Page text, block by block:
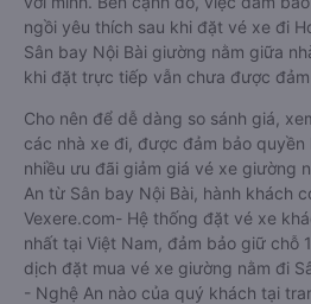
ngồi yêu thích sau khi đặt vé xe đi
Sân bay Nội Bài giường nằm giữa
khi đặt trực tiếp vẫn chưa được đảm
Cho nên để dễ dàng so sánh giá,
các nhà xe đi, được đảm bảo
nhiều ưu đãi giảm giá vé xe giường
An từ Sân bay Nội Bài, hành khách
Vexere.com- Hệ thống đặt vé xe
nhất tại Việt Nam, đảm bảo giữ chỗ
dịch đặt mua vé xe giường nằm đi
- Nghệ An nào của quý khách tại